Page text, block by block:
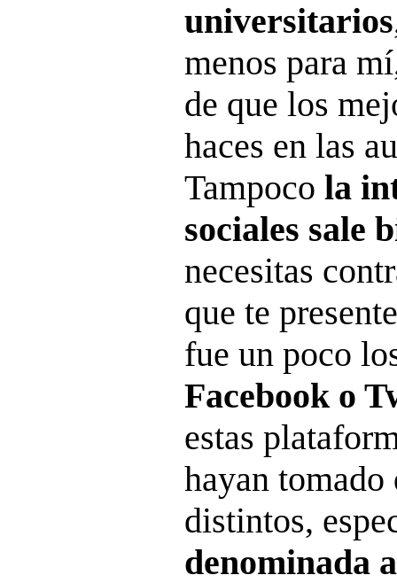
universitarios
menos para
de que los
haces en las
Tampoco la
sociales sale
necesitas
que te
fue un poco
Facebook o
estas
hayan
distintos,
denominada